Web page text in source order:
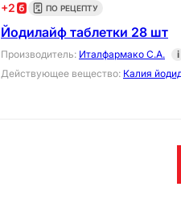
+2 ПО РЕЦЕПТУ
Йодилайф таблетки 28 шт
Производитель: Италфармако С.А.
i
Действующее вещество: Калия